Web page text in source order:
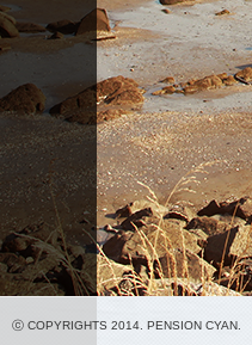
ⓒ COPYRIGHTS 2014. PENSION CYAN.